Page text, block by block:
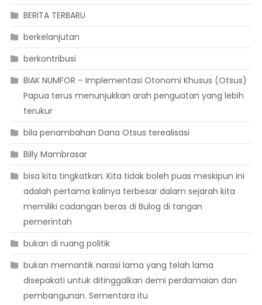
BERITA TERBARU
berkelanjutan
berkontribusi
BIAK NUMFOR – Implementasi Otonomi Khusus (Otsus)
Papua terus menunjukkan arah penguatan yang lebih
terukur
bila penambahan Dana Otsus terealisasi
Billy Mambrasar
bisa kita tingkatkan. Kita tidak boleh puas meskipun ini
adalah pertama kalinya terbesar dalam sejarah kita
memiliki cadangan beras di Bulog di tangan
pemerintah
bukan di ruang politik
bukan memantik narasi lama yang telah lama
disepakati untuk ditinggalkan demi perdamaian dan
pembangunan. Sementara itu